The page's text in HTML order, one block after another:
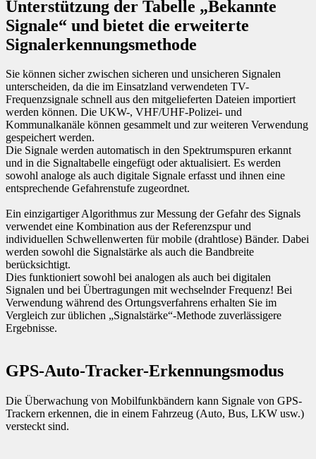
Unterstützung der Tabelle „Bekannte
Signale“ und bietet die erweiterte
Signalerkennungsmethode
Sie können sicher zwischen sicheren und unsicheren Signalen
unterscheiden, da die im Einsatzland verwendeten TV-
Frequenzsignale schnell aus den mitgelieferten Dateien importiert
werden können. Die UKW-, VHF/UHF-Polizei- und
Kommunalkanäle können gesammelt und zur weiteren Verwendung
gespeichert werden.
Die Signale werden automatisch in den Spektrumspuren erkannt
und in die Signaltabelle eingefügt oder aktualisiert. Es werden
sowohl analoge als auch digitale Signale erfasst und ihnen eine
entsprechende Gefahrenstufe zugeordnet.
Ein einzigartiger Algorithmus zur Messung der Gefahr des Signals
verwendet eine Kombination aus der Referenzspur und
individuellen Schwellenwerten für mobile (drahtlose) Bänder. Dabei
werden sowohl die Signalstärke als auch die Bandbreite
berücksichtigt.
Dies funktioniert sowohl bei analogen als auch bei digitalen
Signalen und bei Übertragungen mit wechselnder Frequenz! Bei
Verwendung während des Ortungsverfahrens erhalten Sie im
Vergleich zur üblichen „Signalstärke“-Methode zuverlässigere
Ergebnisse.
GPS-Auto-Tracker-Erkennungsmodus
Die Überwachung von Mobilfunkbändern kann Signale von GPS-
Trackern erkennen, die in einem Fahrzeug (Auto, Bus, LKW usw.)
versteckt sind.